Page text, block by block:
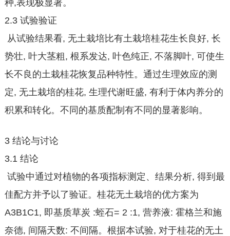
种,表现极显著。
2.3 试验验证
从试验结果看, 无土栽培比有土栽培桂花生长良好, 长
势壮, 叶大茎粗, 根系发达, 叶色纯正, 不落脚叶, 可使生
长不良的土栽桂花恢复品种特性。通过生理效应的测
定, 无土栽培的桂花, 生理代谢旺盛, 有利于体内养分的
积累和转化。不同的基质配制有不同的显著影响。
3 结论与讨论
3.1 结论
试验中通过对植物的各项指标测定、结果分析, 得到最
佳配方并予以了验证。桂花无土栽培的优方案为
A3B1C1, 即基质草炭 :蛭石= 2 :1, 营养液: 霍格兰和施
奈德, 间隔天数: 不间隔。根据本试验, 对于桂花的无土